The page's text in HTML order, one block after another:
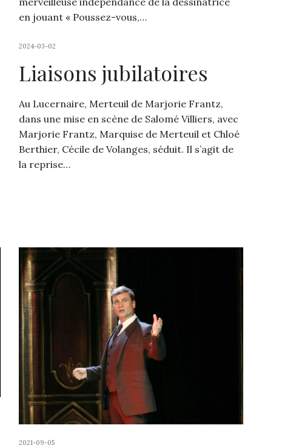
en jouant « Poussez-vous,…
2024-03-02
Liaisons jubilatoires
Au Lucernaire, Merteuil de Marjorie Frantz,
dans une mise en scène de Salomé Villiers, avec
Marjorie Frantz, Marquise de Merteuil et Chloé
Berthier, Cécile de Volanges, séduit. Il s’agit de
la reprise…
2021-09-05